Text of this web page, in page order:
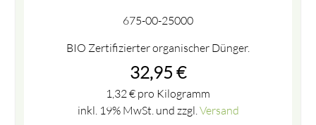
675-00-25000
BIO Zertifizierter organischer Dünger.
32,95 €
1,32 € pro Kilogramm
inkl. 19% MwSt. und zzgl. Versand